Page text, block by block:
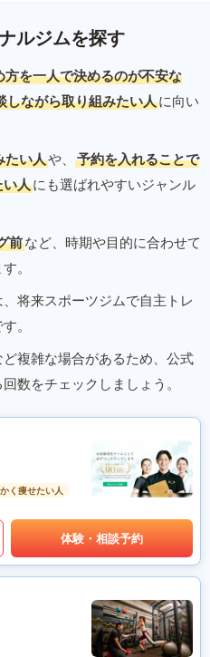
ルジムを探す
方を一人で決めるのが不安な
しながら取り組みたい人に向い
たい人や、
予約を入れることで
い人にも選ばれやすいジャンル
前など、時期や目的に合わせて
。
将来スポーツジムで自主トレ
。
複雑な場合があるため、公式
数をチェックしましょう。
く痩せたい人
体験・相談予約